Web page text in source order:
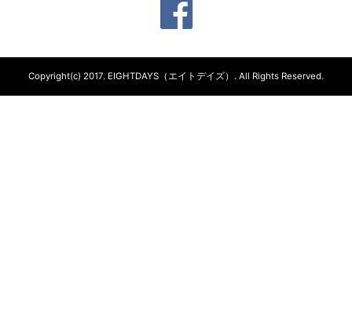
Copyright(c) 2017. EIGHTDAYS（エイトデイズ）. All Rights Reserved.